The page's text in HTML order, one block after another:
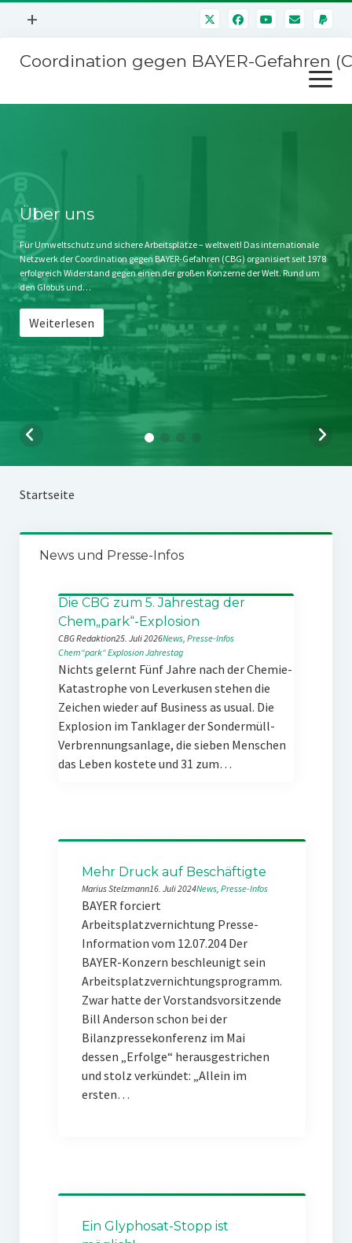
Menü
+
Mitmachen
Kontakt
Impressum
Störfälle
Coordination gegen BAYER-Gefahren
Menü
öffnen
Stichwort BAYER
Jahrestagung
SPENDEN
Über uns
Für Umweltschutz und sichere Arbeitsplätze – weltweit! Das internationale
Netzwerk der Coordination gegen BAYER-Gefahren (CBG) organisiert seit 1978
erfolgreich Widerstand gegen einen der großen Konzerne der Welt. Rund um
den Globus und…
Weiterlesen
Startseite
News und Presse-Infos
Die CBG zum 5. Jahrestag der
Chem„park“-Explosion
CBG Redaktion25. Juli 2026News, Presse-Infos
Chem“park“ExplosionJahrestag
Nichts gelernt Fünf Jahre nach der Chemie-
Katastrophe von Leverkusen stehen die
Zeichen wieder auf Business as usual. Die
Explosion im Tanklager der Sondermüll-
Verbrennungsanlage, die sieben Menschen
das Leben kostete und 31 zum…
Mehr Druck auf Beschäftigte
Marius Stelzmann16. Juli 2024News, Presse-Infos
BAYER forciert
Arbeitsplatzvernichtung Presse-
Information vom 12.07.204 Der
BAYER-Konzern beschleunigt sein
Arbeitsplatzvernichtungsprogramm.
Zwar hatte der Vorstandsvorsitzende
Bill Anderson schon bei der
Bilanzpressekonferenz im Mai
dessen „Erfolge“ herausgestrichen
und stolz verkündet: „Allein im
ersten…
Ein Glyphosat-Stopp ist